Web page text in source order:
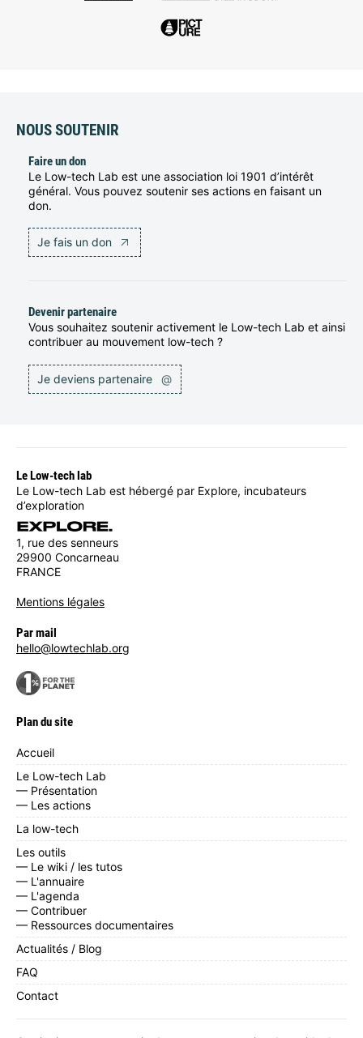
NOUS SOUTENIR
Faire un don
Le Low-tech Lab est une association loi 1901 d’intérêt
général. Vous pouvez soutenir ses actions en faisant un
don.
Je fais un don
Devenir partenaire
Vous souhaitez soutenir activement le Low-tech Lab et ainsi
contribuer au mouvement low-tech ?
Je deviens partenaire @
Le Low-tech lab
Le Low-tech Lab est hébergé par Explore, incubateurs
d’exploration
1, rue des senneurs
29900 Concarneau
FRANCE
Mentions légales
Par mail
hello@lowtechlab.org
Plan du site
Accueil
Le Low-tech Lab
— Présentation
— Les actions
La low-tech
Les outils
— Le wiki / les tutos
— L'annuaire
— L'agenda
— Contribuer
— Ressources documentaires
Actualités / Blog
FAQ
Contact